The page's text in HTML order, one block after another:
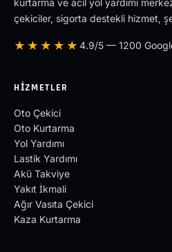
çekiciler, sigorta destekli hizmet,
★★★★★ 4.9/5 — 1200
HIZMETLER
Oto Çekici
Oto Kurtarma
Yol Yardımı
Lastik Yardımı
Akü Takviye
Yakıt İkmali
Ağır Vasıta Çekici
Kaza Kurtarma